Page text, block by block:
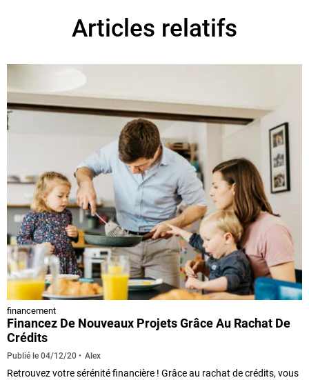
Articles relatifs
financement
Financez De Nouveaux Projets Grâce Au Rachat De
Crédits
Publié le 04/12/20 Alex
Retrouvez votre sérénité financière ! Grâce au rachat de crédits, vous